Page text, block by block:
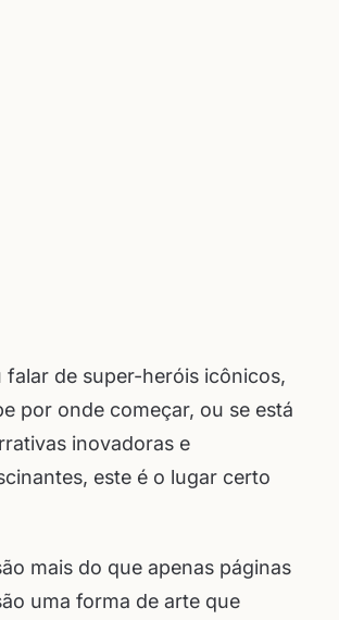
falar de super-heróis icônicos,
por onde começar, ou se está
inovadoras e
este é o lugar certo
mais do que apenas páginas
uma forma de arte que